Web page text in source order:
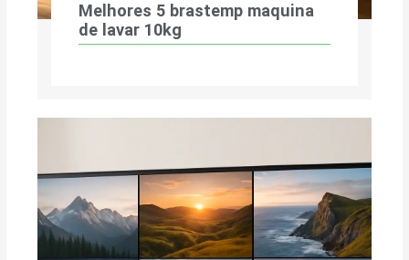
Melhores 5 brastemp maquina
de lavar 10kg